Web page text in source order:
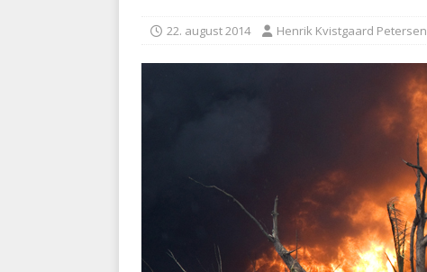
BRANDVÆSEN
22. august 2014 Henrik Kvistgaard Petersen